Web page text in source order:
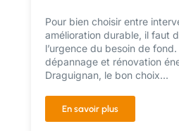
Pour bien choisir entre
amélioration durable, il faut
l’urgence du besoin de
dépannage et rénovation
Draguignan, le bon choix...
En savoir plus